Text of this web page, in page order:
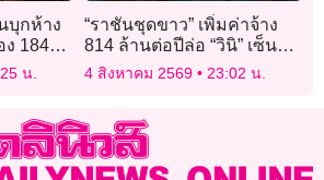
บุกห้าง
184
น.
“ราชันชุดขาว” เพิ่มค่าจ้าง
814 ล้านต่อปีล่อ “วินิ” เซ็น
สัญญาใหม่
4 สิงหาคม 2569 23:02 น.